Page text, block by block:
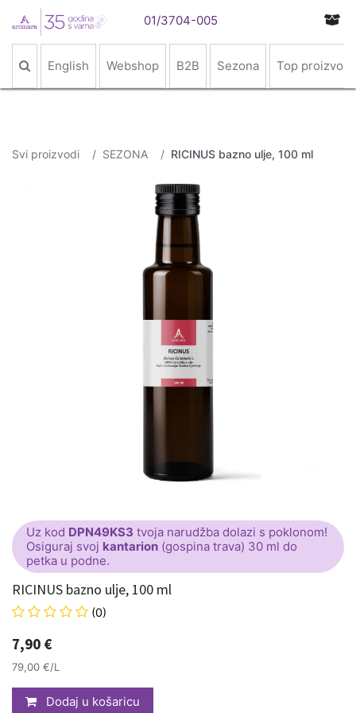
01/3704-005
English Webshop B2B Sezona Top proizvodi
Svi proizvodi SEZONA RICINUS bazno ulje, 100 ml
Uz kod DPN49KS3 tvoja narudžba dolazi s poklonom!
Osiguraj svoj kantarion (gospina trava) 30 ml do
petka u podne.
RICINUS bazno ulje, 100 ml
(0)
7,90 €
79,00 €/L
Dodaj u košaricu